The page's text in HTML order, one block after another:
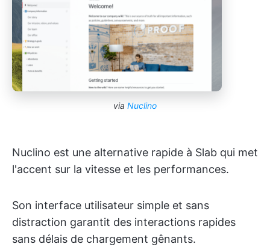
via Nuclino
Nuclino est une alternative rapide à Slab qui met
l'accent sur la vitesse et les performances.
Son interface utilisateur simple et sans
distraction garantit des interactions rapides
sans délais de chargement gênants.